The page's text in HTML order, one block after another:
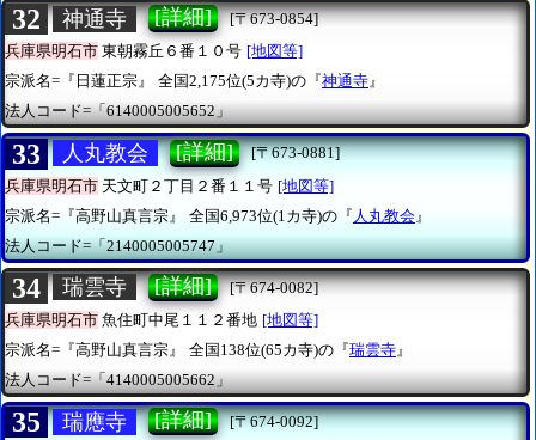
32 神通寺 [詳細]
[〒673-0854]
兵庫県明石市 東朝霧丘６番１０号 [地図等]
宗派名=『日蓮正宗』
全国2,175位(5カ寺)の『神通寺』
法人コード=「6140005005652」
33 人丸教会 [詳細]
[〒673-0881]
兵庫県明石市 天文町２丁目２番１１号 [地図等]
宗派名=『高野山真言宗』
全国6,973位(1カ寺)の『 人丸教会 』
法人コード=「2140005005747」
34 瑞雲寺 [詳細]
[〒674-0082]
兵庫県明石市 魚住町中尾１１２番地 [地図等]
宗派名=『高野山真言宗』
全国138位(65カ寺)の『瑞雲寺 』
法人コード=「4140005005662」
35 瑞應寺 [詳細]
[〒674-0092]